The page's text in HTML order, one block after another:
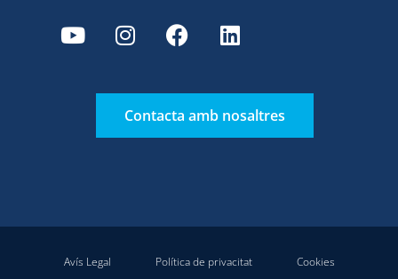
Contacta amb nosaltres
Avís Legal Política de privacitat Cookies